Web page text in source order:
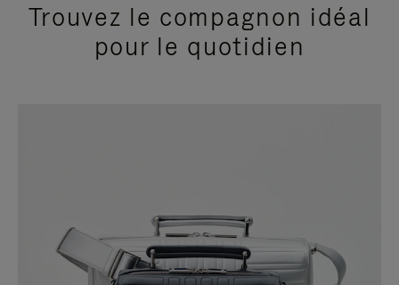
Trouvez le compagnon idéal
pour le quotidien